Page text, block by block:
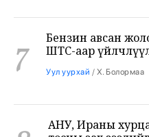
7
ШТС-аар
Уул уурхай /Х. Болормаа
8
тосны зах
Дэлхий/Б. Ариунаа •